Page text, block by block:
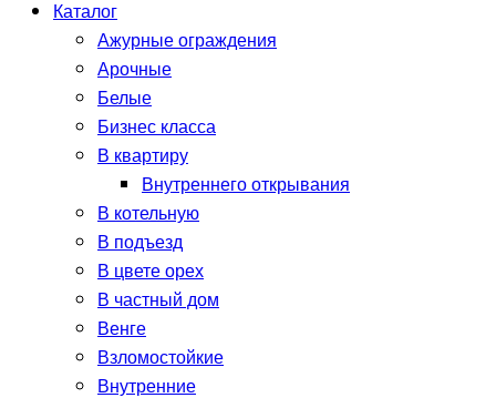
Каталог
Ажурные ограждения
Арочные
Белые
Бизнес класса
В квартиру
Внутреннего открывания
В котельную
В подъезд
В цвете орех
В частный дом
Венге
Взломостойкие
Внутренние